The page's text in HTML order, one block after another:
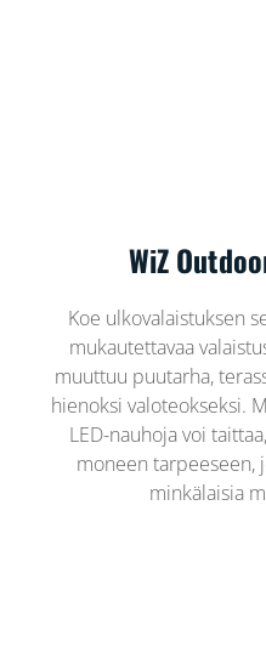
WiZ
Koe ulkovalaistuksen
mukautettavaa
muuttuu puutarha,
hienoksi valoteokseksi.
LED-nauhoja voi
moneen tarpeeseen,
minkälaisia